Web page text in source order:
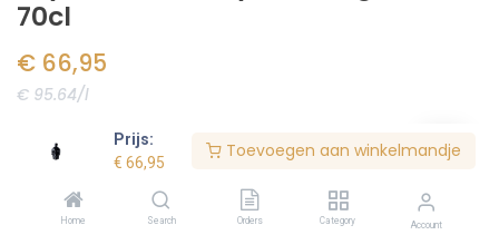
Prijs:
€ 66,95
Toevoegen aan winkelmandje
Home Search Orders Category Account
70cl
€ 66,95
€ 95.64/l
Voorraad:1stuk(s)
Bestel nu